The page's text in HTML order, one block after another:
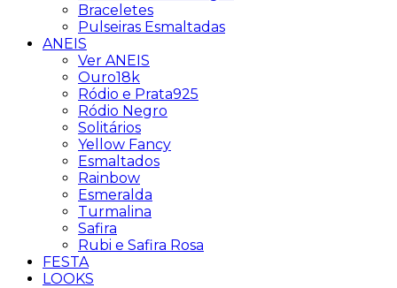
Braceletes
Pulseiras Esmaltadas
ANEIS
Ver ANEIS
Ouro18k
Ródio e Prata925
Ródio Negro
Solitários
Yellow Fancy
Esmaltados
Rainbow
Esmeralda
Turmalina
Safira
Rubi e Safira Rosa
FESTA
LOOKS